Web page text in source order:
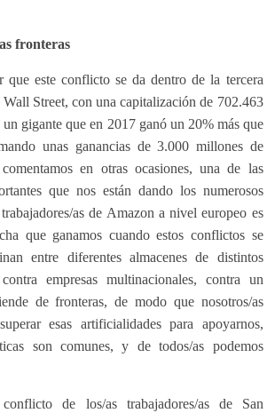
fronteras
este conflicto se da dentro de la tercera
Street, con una capitalización de 702.463
gigante que en 2017 ganó un 20% más que
unas ganancias de 3.000 millones de
en otras ocasiones, una de las
que nos están dando los numerosos
as de Amazon a nivel europeo es
que ganamos cuando estos conflictos se
entre diferentes almacenes de distintos
empresas multinacionales, contra un
de fronteras, de modo que nosotros/as
esas artificialidades para apoyarnos,
son comunes, y de todos/as podemos
de los/as trabajadores/as de San